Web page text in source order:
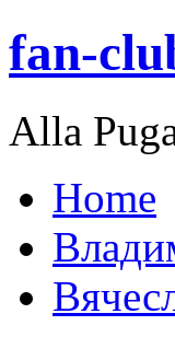
fan-
Alla
Home